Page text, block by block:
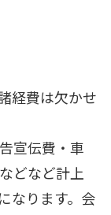
経費は欠かせ
宣伝費・車
どなど計上
なります。会